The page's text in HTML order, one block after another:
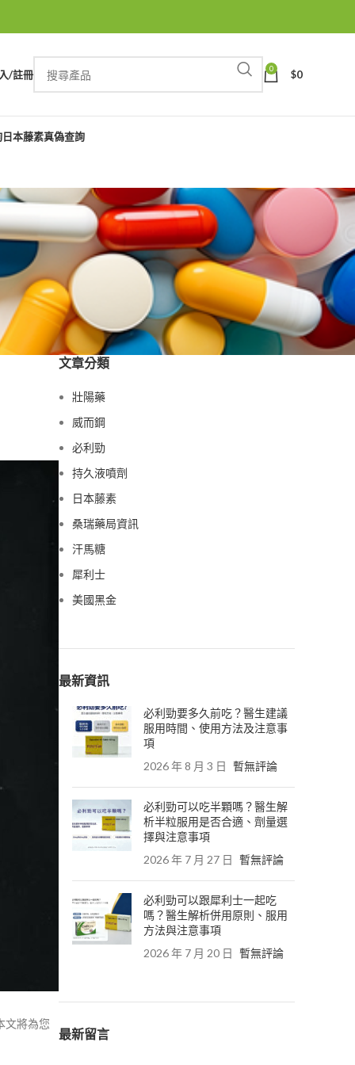
/註冊 0 $0
日本藤素真偽查詢
文將為您
文章分類
壯陽藥
威而鋼
必利勁
持久液噴劑
日本藤素
桑瑞藥局資訊
汗馬糖
犀利士
美國黑金
最新資訊
必利勁要多久前吃？醫生建議
服用時間、使用方法及注意事
項
2026 年 8 月 3 日 暫無評論
必利勁可以吃半顆嗎？醫生解
析半粒服用是否合適、劑量選
擇與注意事項
2026 年 7 月 27 日 暫無評論
必利勁可以跟犀利士一起吃
嗎？醫生解析併用原則、服用
方法與注意事項
2026 年 7 月 20 日 暫無評論
最新留言